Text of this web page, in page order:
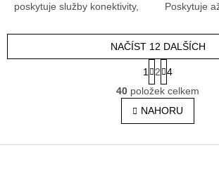
poskytuje služby konektivity,
funkce.
Poskytuje
podporuje
PSDK V3 a
O
v
l
á
NAČÍST 12 DALŠÍCH
t
r
á
n
k
v
1 2
4
40 položek celkem
NAHORU